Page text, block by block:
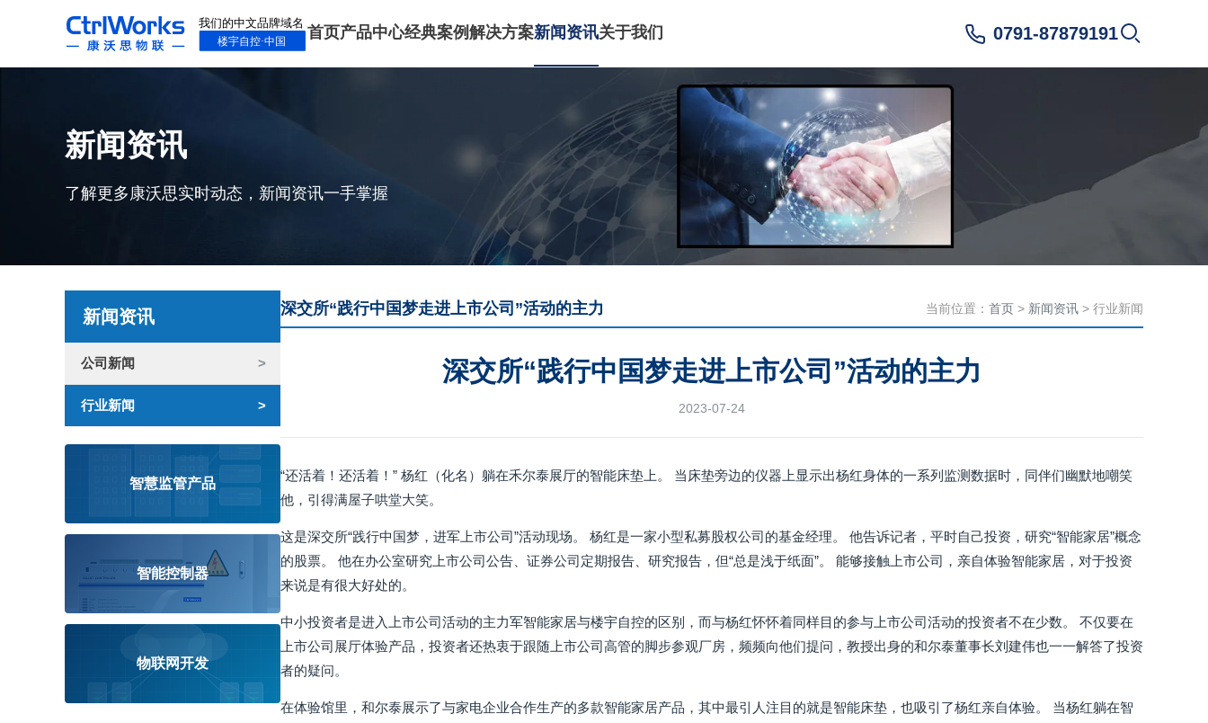
首页产品中心经典案例解决方案新闻资讯关于我们 0791-87879191
新闻资讯
了解更多康沃思实时动态，新闻资讯一手掌握
新闻资讯
公司新闻
行业新闻
智慧监管产品
智能控制器
物联网开发
深交所“践行中国梦走进上市公司”活动的主力 当前位置： 首页 > 新闻资讯 > 行业新闻
深交所“践行中国梦走进上市公司”活动的主力
2023-07-24
“还活着！还活着！” 杨红（化名）躺在禾尔泰展厅的智能床垫上。 当床垫旁边的仪器上显示出杨红身体的一系列监测数据时，同伴们幽默地嘲笑
他，引得满屋子哄堂大笑。
这是深交所“践行中国梦，进军上市公司”活动现场。 杨红是一家小型私募股权公司的基金经理。 他告诉记者，平时自己投资，研究“智能家居”概念
的股票。 他在办公室研究上市公司公告、证券公司定期报告、研究报告，但“总是浅于纸面”。 能够接触上市公司，亲自体验智能家居，对于投资
来说是有很大好处的。
中小投资者是进入上市公司活动的主力军智能家居与楼宇自控的区别，而与杨红怀怀着同样目的参与上市公司活动的投资者不在少数。 不仅要在
上市公司展厅体验产品，投资者还热衷于跟随上市公司高管的脚步参观厂房，频频向他们提问，教授出身的和尔泰董事长刘建伟也一一解答了投资
者的疑问。
在体验馆里，和尔泰展示了与家电企业合作生产的多款智能家居产品，其中最引人注目的就是智能床垫，也吸引了杨红亲自体验。 当杨红躺在智